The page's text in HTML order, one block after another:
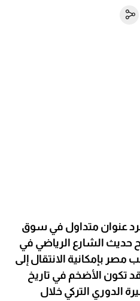
عنوان متداول في سوق
حديث الشارع الرياضي في
مصر بإمكانية الانتقال إلى
تكون الأضخم في تاريخ
الدوري التركي خلال